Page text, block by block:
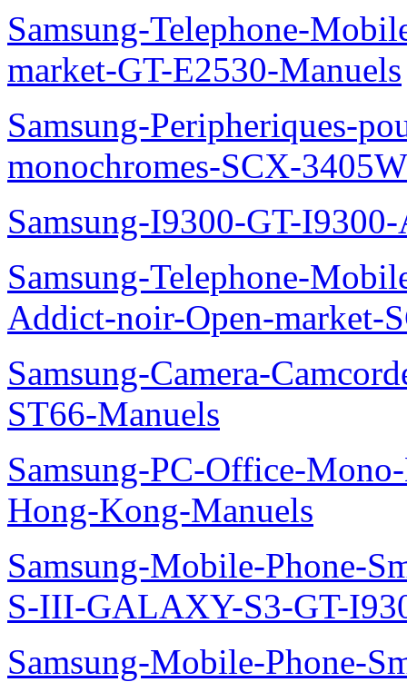
Samsung-Telephone-
market-GT-E2530-Manuels
Samsung-Peripheriques-
monochromes-SCX-
Samsung-I9300-GT-
Samsung-Telephone-
Addict-noir-Open-market-
Samsung-Camera-
ST66-Manuels
Samsung-PC-Office-
Hong-Kong-Manuels
Samsung-Mobile-Phone-
S-III-GALAXY-S3-GT-
Samsung-Mobile-Phone-